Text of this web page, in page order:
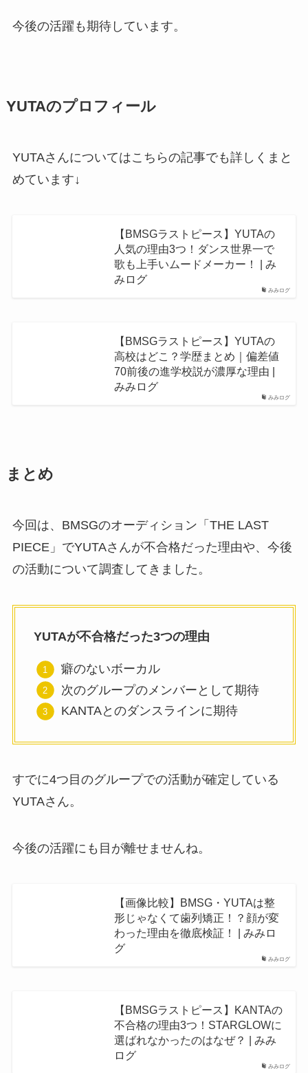
今後の活躍も期待しています。
YUTAのプロフィール
YUTAさんについてはこちらの記事でも詳しくまと
めています↓
みみログ
【BMSGラストピース】YUTAの
人気の理由3つ！ダンス世界一で
歌も上手いムードメーカー！ | み
みログ
みみログ
【BMSGラストピース】YUTAの
高校はどこ？学歴まとめ｜偏差値
70前後の進学校説が濃厚な理由 |
みみログ
まとめ
今回は、BMSGのオーディション「THE LAST
PIECE」でYUTAさんが不合格だった理由や、今後
の活動について調査してきました。
YUTAが不合格だった3つの理由
癖のないボーカル
次のグループのメンバーとして期待
KANTAとのダンスラインに期待
すでに4つ目のグループでの活動が確定している
YUTAさん。
今後の活躍にも目が離せませんね。
みみログ
【画像比較】BMSG・YUTAは整
形じゃなくて歯列矯正！？顔が変
わった理由を徹底検証！ | みみロ
グ
みみログ
【BMSGラストピース】KANTAの
不合格の理由3つ！STARGLOWに
選ばれなかったのはなぜ？ | みみ
ログ